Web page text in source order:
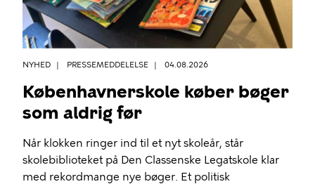
NYHED PRESSEMEDDELELSE 04.08.2026
Københavnerskole køber bøger
som aldrig før
Når klokken ringer ind til et nyt skoleår, står
skolebiblioteket på Den Classenske Legatskole klar
med rekordmange nye bøger. Et politisk